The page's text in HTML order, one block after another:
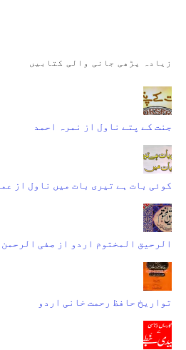
زیادہ پڑھی جانی والی کتابیں
جنت کے پتے ناول از نمرہ احمد
کوئی بات ہے تیری بات میں ناول از
الرحیق المختوم اردو از صفی
تواریخ حافظ رحمت خانی اردو